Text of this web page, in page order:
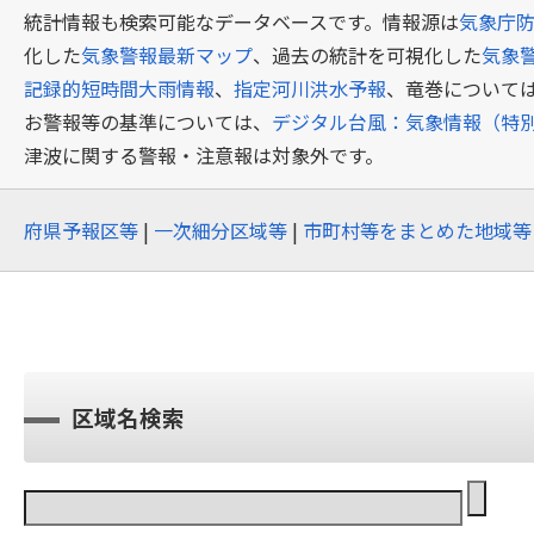
統計情報も検索可能なデータベースです。情報源は気象庁
化した気象警報最新マップ、過去の統計を可視化した気象
記録的短時間大雨情報、 指定河川洪水予報、竜巻について
お警報等の基準については、 デジタル台風：気象情報（特
津波に関する警報・注意報は対象外です。
府県予報区等 | 一次細分区域等 | 市町村等をまとめた地域等
区域名検索